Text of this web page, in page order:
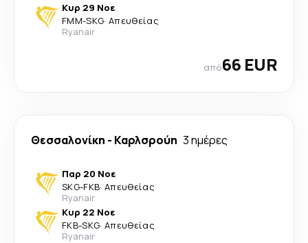
Κυρ 29 Νοε
FMM-SKG· Απευθείας
Ryanair
από66 EUR
Θεσσαλονίκη - Καρλσρούη 3 ημέρες
Παρ 20 Νοε
SKG-FKB· Απευθείας
Ryanair
Κυρ 22 Νοε
FKB-SKG· Απευθείας
Ryanair